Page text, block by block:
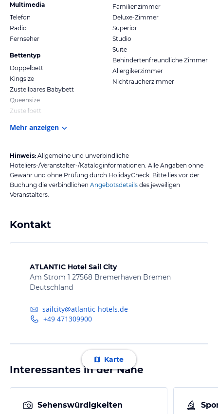
Multimedia
Telefon
Radio
Fernseher
Bettentyp
Doppelbett
Kingsize
Zustellbares Babybett
Queensize
Zustellbett
Familienzimmer
Deluxe-Zimmer
Superior
Studio
Suite
Behindertenfreundliche Zimmer
Allergikerzimmer
Nichtraucherzimmer
Mehr anzeigen
Hinweis: Allgemeine und unverbindliche
Hoteliers-/Veranstalter-/Kataloginformationen. Alle Angaben ohne
Gewähr und ohne Prüfung durch HolidayCheck. Bitte lies vor der
Buchung die verbindlichen Angebotsdetails des jeweiligen
Veranstalters.
Kontakt
ATLANTIC Hotel Sail City
Am Strom 1 27568 Bremerhaven Bremen
Deutschland
sailcity@atlantic-hotels.de
+49 471309900
Karte
Interessantes in der Nähe
Sehenswürdigkeiten